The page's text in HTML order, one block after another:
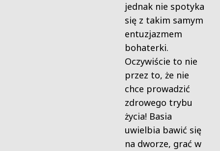
jednak nie spotyka
się z takim samym
entuzjazmem
bohaterki.
Oczywiście to nie
przez to, że nie
chce prowadzić
zdrowego trybu
życia! Basia
uwielbia bawić się
na dworze, grać w